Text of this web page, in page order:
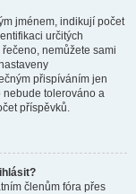
jménem, indikují počet
určitých
nemůžete sami
přispíváním jen
nebude tolerováno a
příspěvků.
členům fóra přes